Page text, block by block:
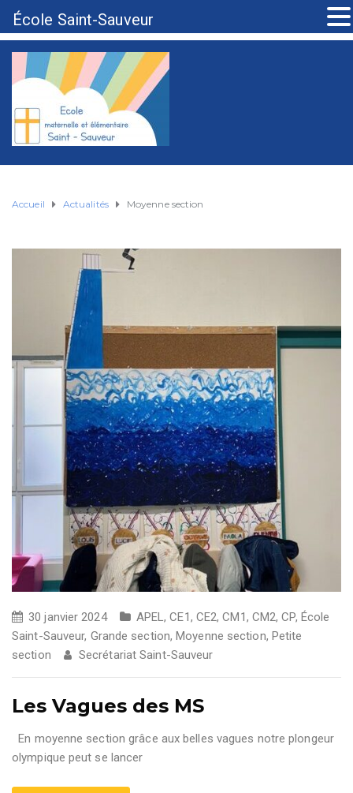
Accueil Actualités Moyenne section
30 janvier 2024 APEL,CE1 , CE2,CM1 , CM2,CP, École
Saint-Sauveur, Grande section, Moyenne section, Petite
section
Secrétariat Saint-Sauveur
Les Vagues des MS
En moyenne section grâce aux belles vagues notre plongeur
olympique peut se lancer
École Saint-Sauveur